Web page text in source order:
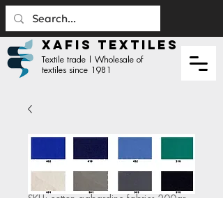
XAFIS TEXTILES
Textile trade | Wholesale of
textiles since 1981